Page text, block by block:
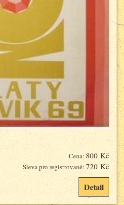
Cena: 800 Kč
Sleva pro registrované: 720 Kč
Detail